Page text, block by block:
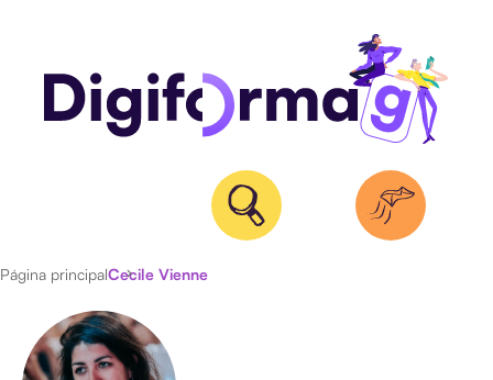
ACTUALIDAD
ENTREVISTAS
Página principalCecile Vienne